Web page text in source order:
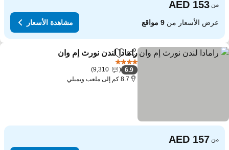
من
عرض الأسعار من9 مواقع مشاهدة الأسعار
مشاركةAdd to favorites
رامادا لندن نورث إم وان
6.9
9,310
8.7 كم إلى ملعب ويمبلي
من